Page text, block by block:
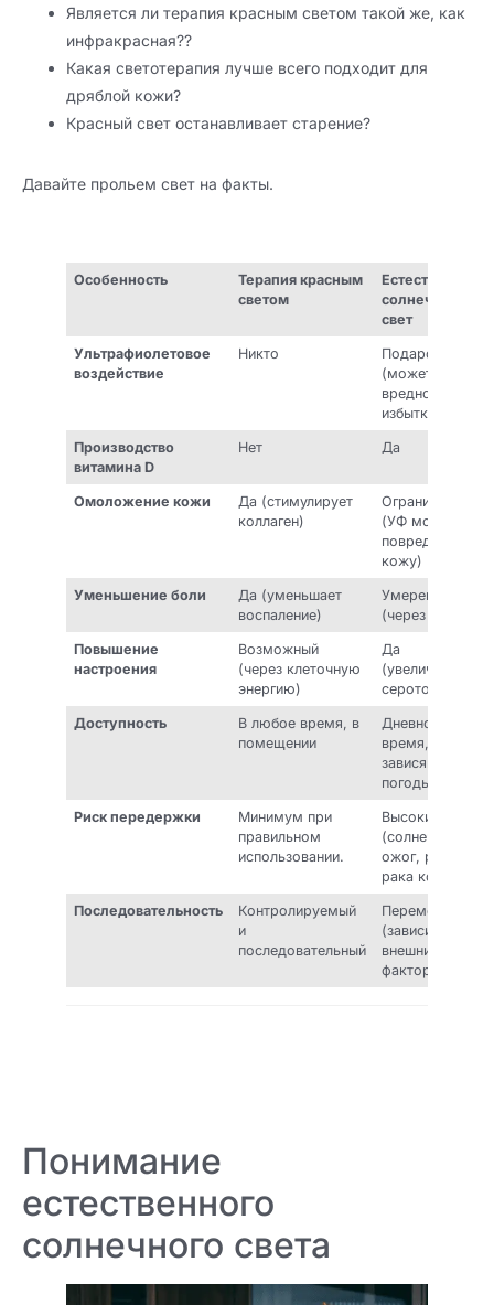
Является ли терапия красным светом такой же, как
инфракрасная??
Какая светотерапия лучше всего подходит для
дряблой кожи?
Красный свет останавливает старение?
Давайте прольем свет на факты.
Особенность
Терапия красным
светом
Естественный
солнечный
свет
Ультрафиолетовое
воздействие
Никто
Подарок
(может быть
вредно в
избытке)
Производство
витамина D
Нет Да
Омоложение кожи
Да (стимулирует
коллаген)
Ограниченный
(УФ может
повредить
кожу)
Уменьшение боли
Да (уменьшает
воспаление)
Умеренный
(через тепло)
Повышение
настроения
Возможный
(через клеточную
энергию)
Да
(увеличивает
серотонин)
Доступность
В любое время, в
помещении
Дневное
время,
зависящий от
погоды
Риск передержки
Минимум при
правильном
использовании.
Высокий
(солнечный
ожог, риск
рака кожи)
Последовательность
Контролируемый
и
последовательный
Переменная
(зависит от
внешних
факторов)
Понимание
естественного
солнечного света